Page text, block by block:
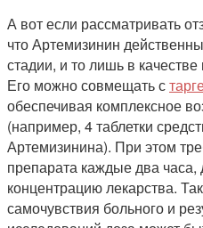
А вот если рассматривать
что Артемизинин
стадии, и то лишь в
Его можно совмещать с
обеспечивая комплексное
(например, 4 таблетки
Артемизинина). При этом
препарата каждые два
концентрацию лекарства.
самочувствия больного и